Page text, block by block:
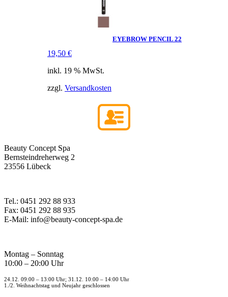
EYEBROW PENCIL 22
19,50 €
inkl. 19 % MwSt.
zzgl. Versandkosten
Beauty Concept Spa
Bernsteindreherweg 2
23556 Lübeck
Tel.: 0451 292 88 933
Fax: 0451 292 88 935
E-Mail: info@beauty-concept-spa.de
Montag – Sonntag
10:00 – 20:00 Uhr
24.12. 09:00 – 13:00 Uhr; 31.12. 10:00 – 14:00 Uhr
1./2. Weihnachtstag und Neujahr geschlossen